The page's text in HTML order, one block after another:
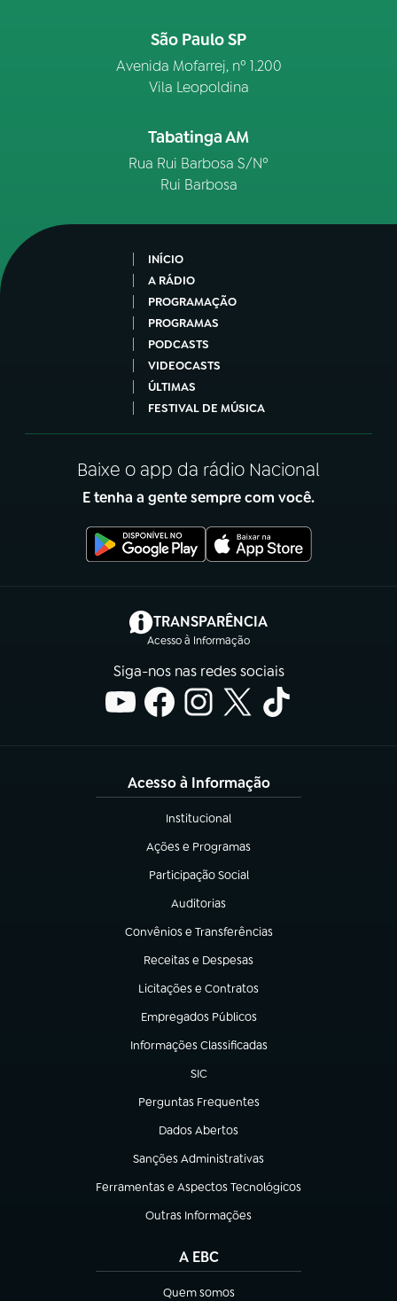
São Paulo SP
Avenida Mofarrej, nº 1.200
Vila Leopoldina
Tabatinga AM
Rua Rui Barbosa S/Nº
Rui Barbosa
INÍCIO
A RÁDIO
PROGRAMAÇÃO
PROGRAMAS
PODCASTS
VIDEOCASTS
ÚLTIMAS
FESTIVAL DE MÚSICA
Baixe o app da rádio Nacional
E tenha a gente sempre com você.
TRANSPARÊNCIA
Acesso à Informação
(abre em nova aba)
Siga-nos nas redes sociais
Acesso à Informação
Institucional
(abre em nova aba)
Ações e Programas
(abre em nova aba)
Participação Social
(abre em nova aba)
Auditorias
(abre em nova aba)
Convênios e Transferências
(abre em nova aba)
Receitas e Despesas
(abre em nova aba)
Licitações e Contratos
(abre em nova aba)
Empregados Públicos
(abre em nova aba)
Informações Classificadas
(abre em nova aba)
SIC
(abre em nova aba)
Perguntas Frequentes
(abre em nova aba)
Dados Abertos
(abre em nova aba)
Sanções Administrativas
(abre em nova aba)
Ferramentas e Aspectos Tecnológicos
(abre em nova aba)
Outras Informações
(abre em nova aba)
A EBC
Quem somos
(abre em nova aba)